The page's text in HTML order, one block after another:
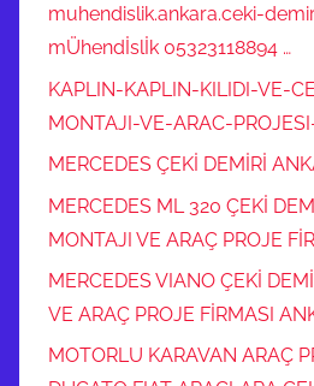
muhendislik.ankara.ceki-
mÜhendİslİk 05323118894 …
KAPLIN-KAPLIN-KILIDI-VE-
MONTAJI-VE-ARAC-
MERCEDES ÇEKİ DEMİRİ
MERCEDES ML 320 ÇEKİ
MONTAJI VE ARAÇ PROJE
MERCEDES VIANO ÇEKİ
VE ARAÇ PROJE FİRMASI
MOTORLU KARAVAN ARAÇ